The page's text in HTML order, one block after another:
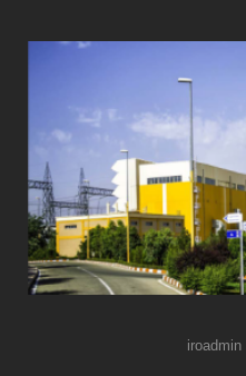
iroadmin